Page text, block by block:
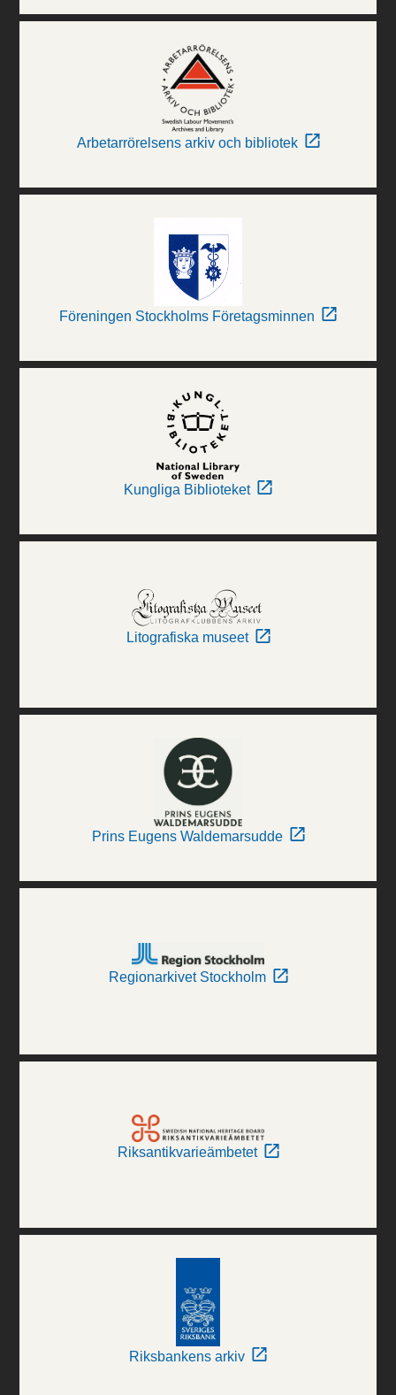
Arbetarrörelsens arkiv och bibliotek
Föreningen Stockholms Företagsminnen
Kungliga Biblioteket
Litografiska museet
Prins Eugens Waldemarsudde
Regionarkivet Stockholm
Riksantikvarieämbetet
Riksbankens arkiv